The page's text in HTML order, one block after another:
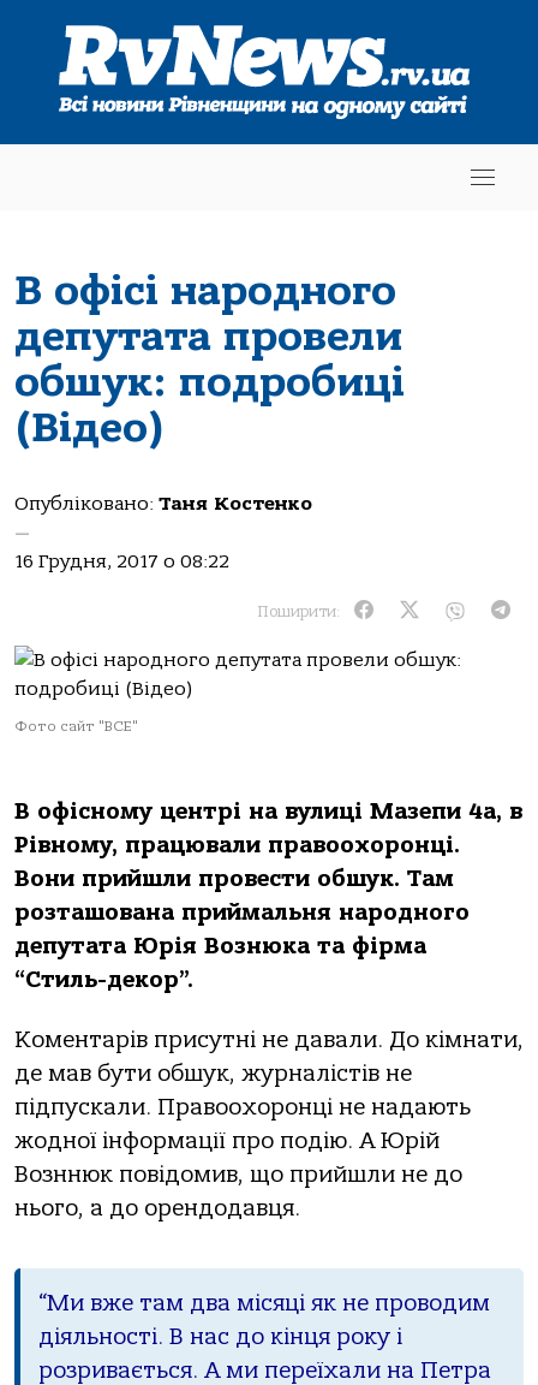
В офісі народного
депутата провели
обшук: подробиці
(Відео)
Опубліковано: Таня Костенко
—
16 Грудня, 2017 о 08:22
Поширити:
Фото сайт "ВСЕ"
В офісному центрі на вулиці Мазепи 4а, в
Рівному, працювали правоохоронці.
Вони прийшли провести обшук. Там
розташована приймальня народного
депутата Юрія Вознюка та фірма
“Стиль-декор”.
Коментарів присутні не давали. До кімнати,
де мав бути обшук, журналістів не
підпускали. Правоохоронці не надають
жодної інформації про подію. А Юрій
Возннюк повідомив, що прийшли не до
нього, а до орендодавця.
“Ми вже там два місяці як не проводим
діяльності. В нас до кінця року і
розривається. А ми переїхали на Петра